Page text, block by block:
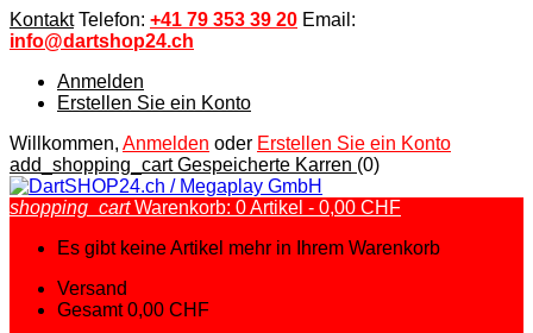
Kontakt Telefon: +41 79 353 39 20 Email:
info@dartshop24.ch
Anmelden
Erstellen Sie ein Konto
Willkommen, Anmelden oder Erstellen Sie ein Konto
add_shopping_cartGespeicherte Karren (0)
shopping_cart Warenkorb: 0Artikel - 0,00 CHF
Es gibt keine Artikel mehr in Ihrem Warenkorb
Versand
Gesamt 0,00 CHF